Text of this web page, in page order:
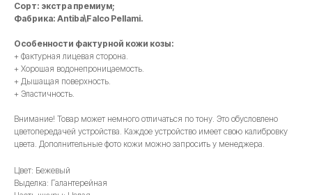
Сорт: экстра премиум;
Фабрика: Antiba\Falco Pellami.
Особенности фактурной кожи козы:
+ Фактурная лицевая сторона.
+ Хорошая водонепроницаемость.
+ Дышащая поверхность.
+ Эластичность.
Внимание! Товар может немного отличаться по тону. Это обусловлено
цветопередачей устройства. Каждое устройство имеет свою калибровку
цвета. Дополнительные фото кожи можно запросить у менеджера.
Цвет: Бежевый
Выделка: Галантерейная